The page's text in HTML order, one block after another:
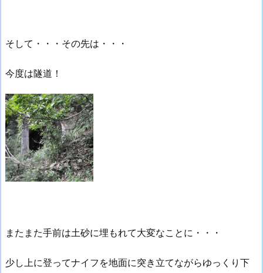
そして・・・その先は・・・
今度は隧道！
またまた手前は土砂に埋もれて大変なことに・・・
少し上に登ってナイフを地面に突き立てながらゆっくり下